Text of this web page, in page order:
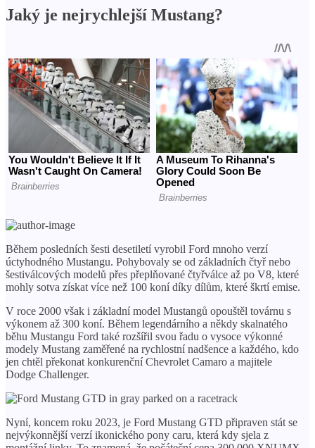
Jaký je nejrychlejší Mustang?
Během posledních šesti desetiletí vyrobil Ford mnoho verzí
úctyhodného Mustangu. Pohybovaly se od základních čtyř nebo
šestiválcových modelů přes přeplňované čtyřválce až po V8, které
mohly sotva získat více než 100 koní díky dílům, které škrtí emise.
V roce 2000 však i základní model Mustangů opouštěl továrnu s
výkonem až 300 koní. Během legendárního a někdy skalnatého
běhu Mustangu Ford také rozšířil svou řadu o vysoce výkonné
modely Mustang zaměřené na rychlostní nadšence a každého, kdo
jen chtěl překonat konkurenční Chevrolet Camaro a majitele
Dodge Challenger.
Nyní, koncem roku 2023, je Ford Mustang GTD připraven stát se
nejvýkonnější verzí ikonického pony caru, která kdy sjela z